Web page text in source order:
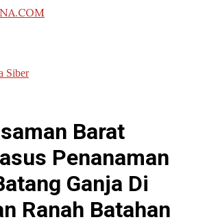
Siber
Barat
Penanaman
Ganja Di
Ranah Batahan